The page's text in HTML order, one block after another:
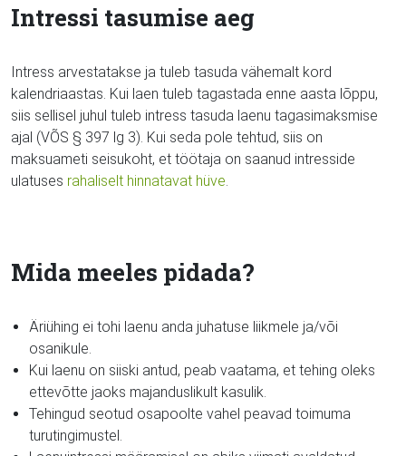
Intressi tasumise aeg
Intress arvestatakse ja tuleb tasuda vähemalt kord
kalendriaastas. Kui laen tuleb tagastada enne aasta lõppu,
siis sellisel juhul tuleb intress tasuda laenu tagasimaksmise
ajal (VÕS § 397 lg 3). Kui seda pole tehtud, siis on
maksuameti seisukoht, et töötaja on saanud intresside
ulatuses rahaliselt hinnatavat hüve
Mida meeles pidada?
Äriühing ei tohi laenu anda juhatuse liikmele ja/või
osanikule.
Kui laenu on siiski antud, peab vaatama, et tehing oleks
ettevõtte jaoks majanduslikult kasulik.
Tehingud seotud osapoolte vahel peavad toimuma
turutingimustel.